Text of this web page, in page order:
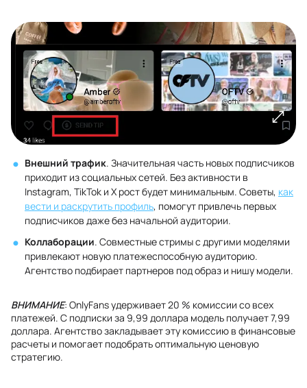
Внешний трафик. Значительная часть новых подписчиков
приходит из социальных сетей. Без активности в
Instagram, TikTok и X рост будет минимальным. Советы, как
вести и раскрутить профиль, помогут привлечь первых
подписчиков даже без начальной аудитории.
Коллаборации. Совместные стримы с другими моделями
привлекают новую платежеспособную аудиторию.
Агентство подбирает партнеров под образ и нишу модели.
ВНИМАНИЕ: OnlyFans удерживает 20 % комиссии со всех
платежей. С подписки за 9,99 доллара модель получает 7,99
доллара. Агентство закладывает эту комиссию в финансовые
расчеты и помогает подобрать оптимальную ценовую
стратегию.